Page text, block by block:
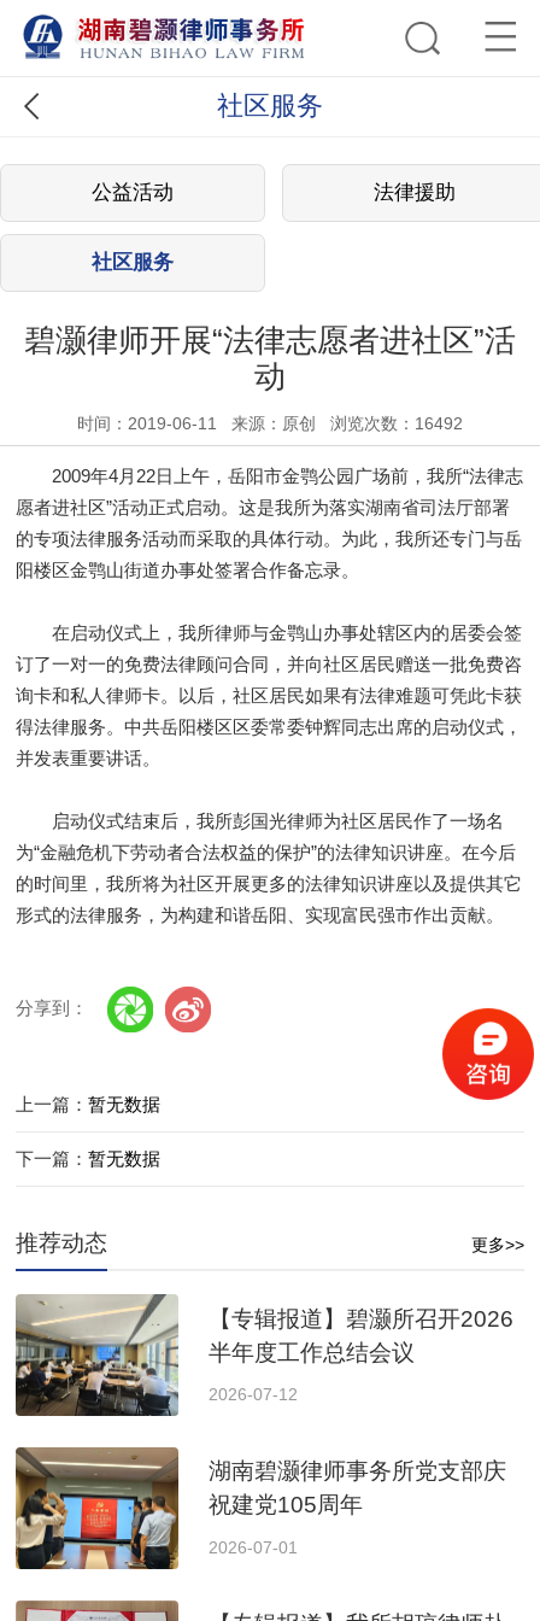
社区服务
公益活动 法律援助
社区服务
碧灏律师开展“法律志愿者进社区”活
动
时间：2019-06-11 来源：原创 浏览次数：16492
2009年4月22日上午，岳阳市金鹗公园广场前，我所“法律志
愿者进社区”活动正式启动。这是我所为落实湖南省司法厅部署
的专项法律服务活动而采取的具体行动。为此，我所还专门与岳
阳楼区金鹗山街道办事处签署合作备忘录。
在启动仪式上，我所律师与金鹗山办事处辖区内的居委会签
订了一对一的免费法律顾问合同，并向社区居民赠送一批免费咨
询卡和私人律师卡。以后，社区居民如果有法律难题可凭此卡获
得法律服务。中共岳阳楼区区委常委钟辉同志出席的启动仪式，
并发表重要讲话。
启动仪式结束后，我所彭国光律师为社区居民作了一场名
为“金融危机下劳动者合法权益的保护”的法律知识讲座。在今后
的时间里，我所将为社区开展更多的法律知识讲座以及提供其它
形式的法律服务，为构建和谐岳阳、实现富民强市作出贡献。
分享到：
上一篇：暂无数据
下一篇：暂无数据
更多>>
推荐动态
【专辑报道】碧灏所召开2026
半年度工作总结会议
2026-07-12
湖南碧灏律师事务所党支部庆
祝建党105周年
2026-07-01